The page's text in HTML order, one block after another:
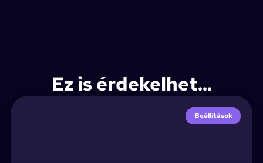
Ez is érdekelhet...
Beállítások